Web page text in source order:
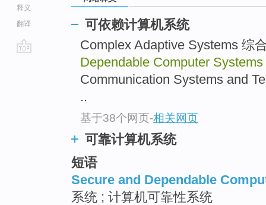
释义
翻译
可依赖计算机系统
Complex Adaptive Systems 综
Dependable Computer Systems
Communication Systems and
..
基于38个网页-相关网页
可靠计算机系统
短语
Secure and Dependable
系统 ; 计算机可靠性系统